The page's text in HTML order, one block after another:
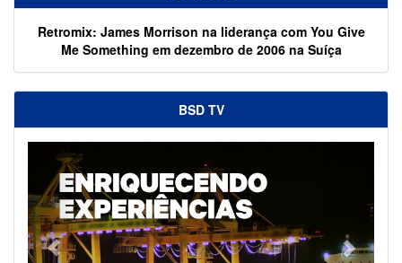
Retromix: James Morrison na liderança com You Give
Me Something em dezembro de 2006 na Suíça
BSD TV